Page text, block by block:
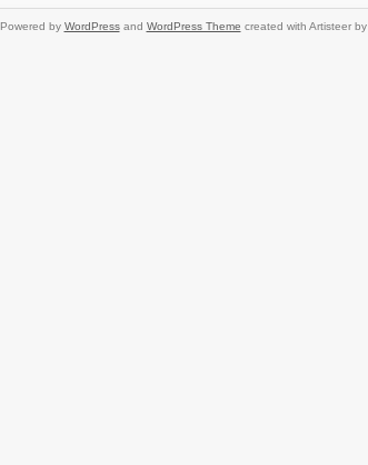
Powered by WordPressand WordPress Theme created with Artisteer by